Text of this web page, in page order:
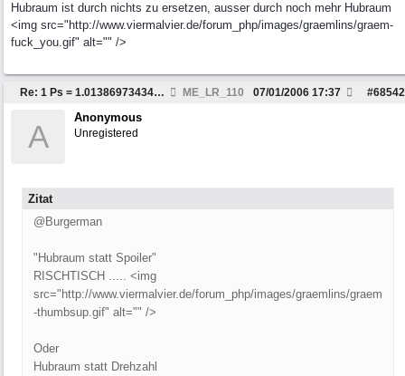
Hubraum ist durch nichts zu ersetzen, ausser durch noch mehr Hubraum
<img src="http://www.viermalvier.de/forum_php/images/graemlins/graem-
fuck_you.gif" alt="" />
Re: 1 Ps = 1.0138697343479603 HP ME_LR_110 #68542
07/01/2006 17:37
A
Anonymous
Unregistered
Zitat
@Burgerman
"Hubraum statt Spoiler"
RISCHTISCH ..... <img
src="http://www.viermalvier.de/forum_php/images/graemlins/graem
-thumbsup.gif" alt="" />
Oder
Hubraum statt Drehzahl